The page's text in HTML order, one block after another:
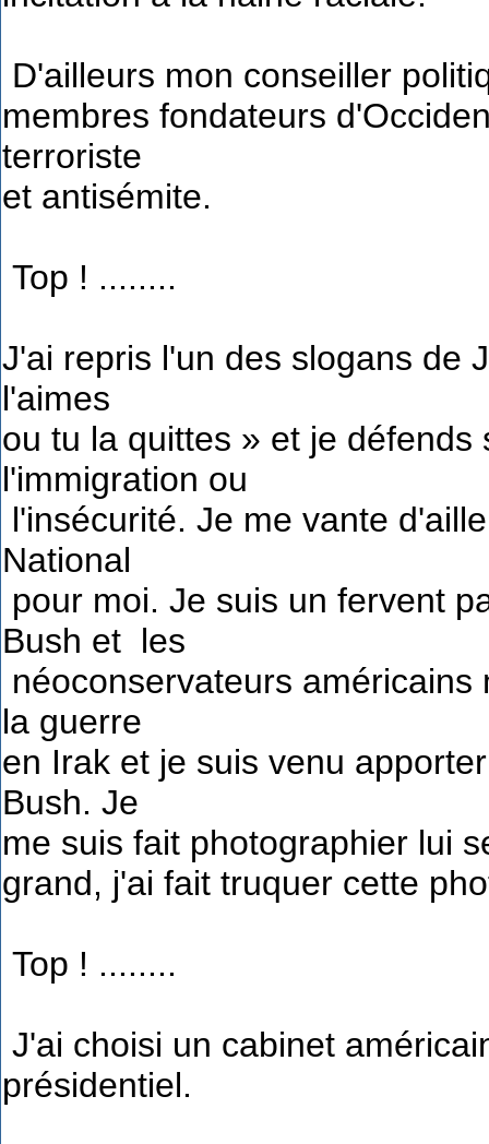
D'ailleurs mon conseiller
membres fondateurs
terroriste
et antisémite.
Top ! ........
J'ai repris l'un des slogans de
l'aimes
ou tu la quittes » et je
l'immigration ou
l'insécurité. Je me vante
National
pour moi. Je suis un fervent
Bush et les
néoconservateurs
la guerre
en Irak et je suis venu
Bush. Je
me suis fait photographier lui
grand, j'ai fait truquer cette
Top ! ........
J'ai choisi un cabinet
présidentiel.